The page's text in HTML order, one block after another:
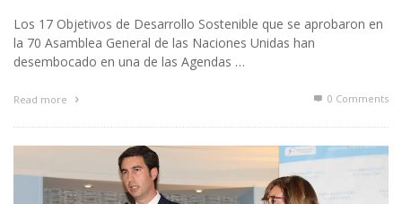
Los 17 Objetivos de Desarrollo Sostenible que se aprobaron en
la 70 Asamblea General de las Naciones Unidas han
desembocado en una de las Agendas …
Read more 0 Comments